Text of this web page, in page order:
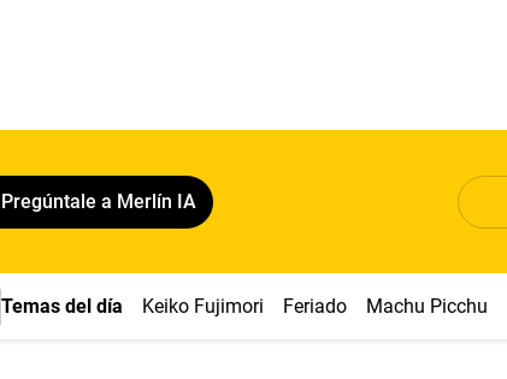
Pregúntale a Merlín IA
Temas del día Keiko Fujimori Feriado Machu Picchu